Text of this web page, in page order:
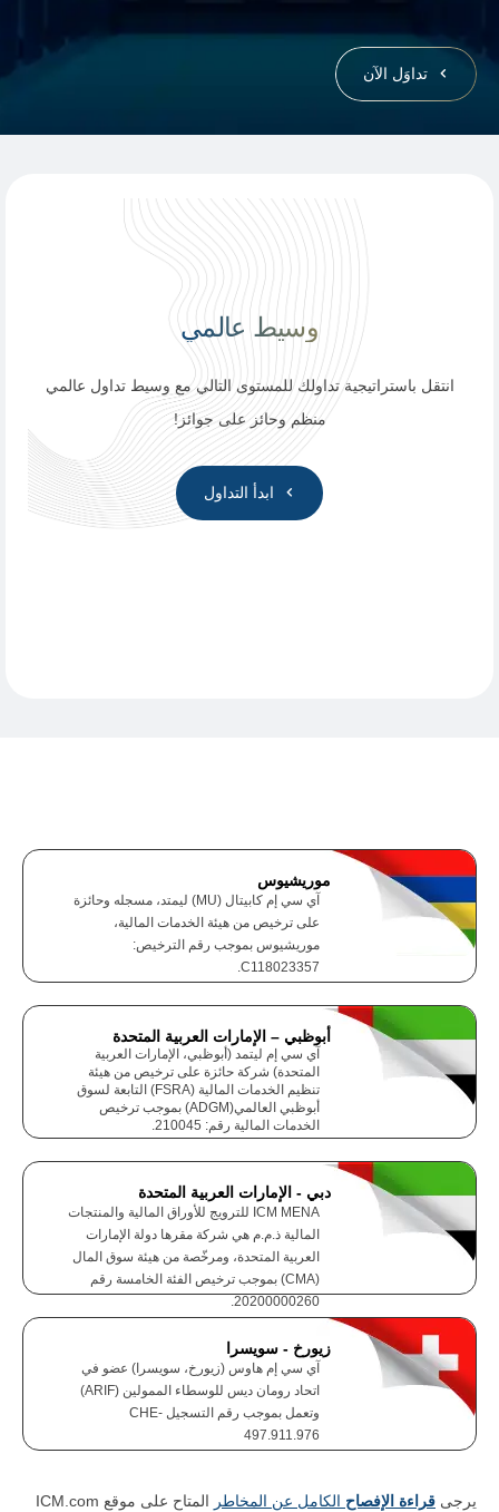
تداوَل الآن
وسيط عالمي
انتقل باستراتيجية تداولك للمستوى التالي مع وسيط تداول عالمي
منظم وحائز على جوائز!
ابدأ التداول
موريشيوس
آي سي إم كابيتال (MU) ليمتد، مسجله وحائزة
على ترخيص من هيئة الخدمات المالية،
موريشيوس بموجب رقم الترخيص:
C118023357.
أبوظبي – الإمارات العربية المتحدة
آي سي إم ليتمد (أبوظبي، الإمارات العربية
المتحدة) شركة حائزة على ترخيص من هيئة
تنظيم الخدمات المالية (FSRA) التابعة لسوق
أبوظبي العالمي(ADGM) بموجب ترخيص
الخدمات المالية رقم: 210045.
دبي - الإمارات العربية المتحدة
ICM MENA للترويج للأوراق المالية والمنتجات
المالية ذ.م.م هي شركة مقرها دولة الإمارات
العربية المتحدة، ومرخّصة من هيئة سوق المال
(CMA) بموجب ترخيص الفئة الخامسة رقم
20200000260.
زيورخ - سويسرا
آي سي إم هاوس (زيورخ، سويسرا) عضو في
اتحاد رومان ديس للوسطاء الممولين (ARIF)
وتعمل بموجب رقم التسجيل CHE-
497.911.976
يرجى قراءة الإفصاح الكامل عن المخاطر
المتاح على موقع ICM.com